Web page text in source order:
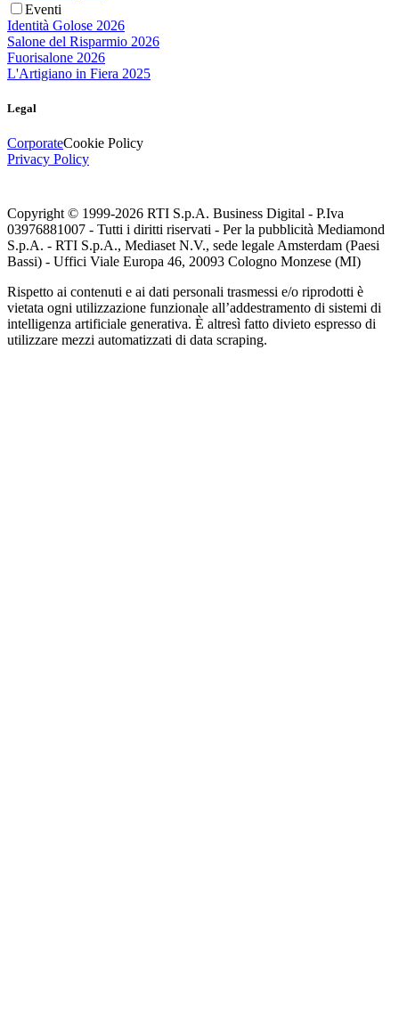
Eventi
Identità Golose 2026
Salone del Risparmio 2026
Fuorisalone 2026
L'Artigiano in Fiera 2025
Legal
CorporateCookie Policy
Privacy Policy
Copyright © 1999-2026 RTI S.p.A. Business Digital - P.Iva
03976881007 - Tutti i diritti riservati - Per la pubblicità Mediamond
S.p.A. - RTI S.p.A., Mediaset N.V., sede legale Amsterdam (Paesi
Bassi) - Uffici Viale Europa 46, 20093 Cologno Monzese (MI)
Rispetto ai contenuti e ai dati personali trasmessi e/o riprodotti è
vietata ogni utilizzazione funzionale all’addestramento di sistemi di
intelligenza artificiale generativa. È altresì fatto divieto espresso di
utilizzare mezzi automatizzati di data scraping.